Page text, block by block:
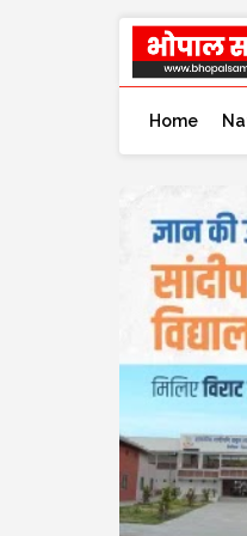
Home